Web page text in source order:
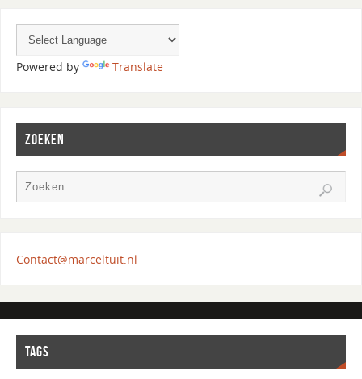
Powered by Translate
ZOEKEN
Contact@marceltuit.nl
TAGS